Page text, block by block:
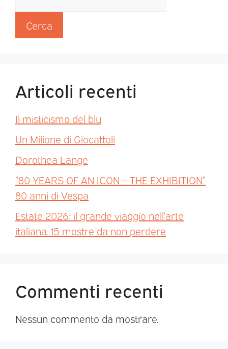
Cerca
Articoli recenti
Il misticismo del blu
Un Milione di Giocattoli
Dorothea Lange
“80 YEARS OF AN ICON – THE EXHIBITION”
80 anni di Vespa
Estate 2026: il grande viaggio nell’arte
italiana. 15 mostre da non perdere
Commenti recenti
Nessun commento da mostrare.